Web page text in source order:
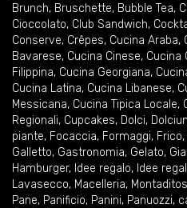
Brunch, Bruschette, Bubble Tea,
Cioccolato, Club Sandwich,
Conserve, Crêpes, Cucina Araba,
Bavarese, Cucina Cinese, Cucina
Filippina, Cucina Georgiana,
Cucina Latina, Cucina Libanese,
Messicana, Cucina Tipica Locale,
Regionali, Cupcakes, Dolci,
piante, Focaccia, Formaggi, Frico,
Galletto, Gastronomia, Gelato,
Hamburger, Idee regalo, Idee
Lavasecco, Macelleria,
Pane, Panificio, Panini, Panuozzi,